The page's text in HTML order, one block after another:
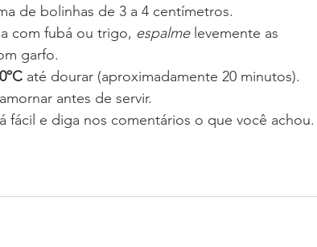
de bolinhas de 3 a 4 centímetros.
com fubá ou trigo, espalme levemente as
garfo.
até dourar (aproximadamente 20 minutos).
antes de servir.
fácil e diga nos comentários o que você achou.